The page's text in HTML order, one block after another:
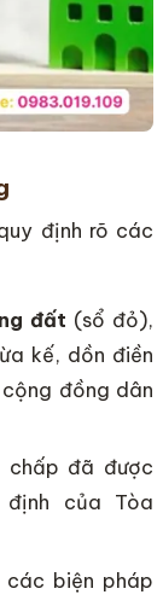
định rõ các
đất (sổ đỏ),
kế, dồn điền
đồng dân
chấp đã được
của Tòa
các biện pháp